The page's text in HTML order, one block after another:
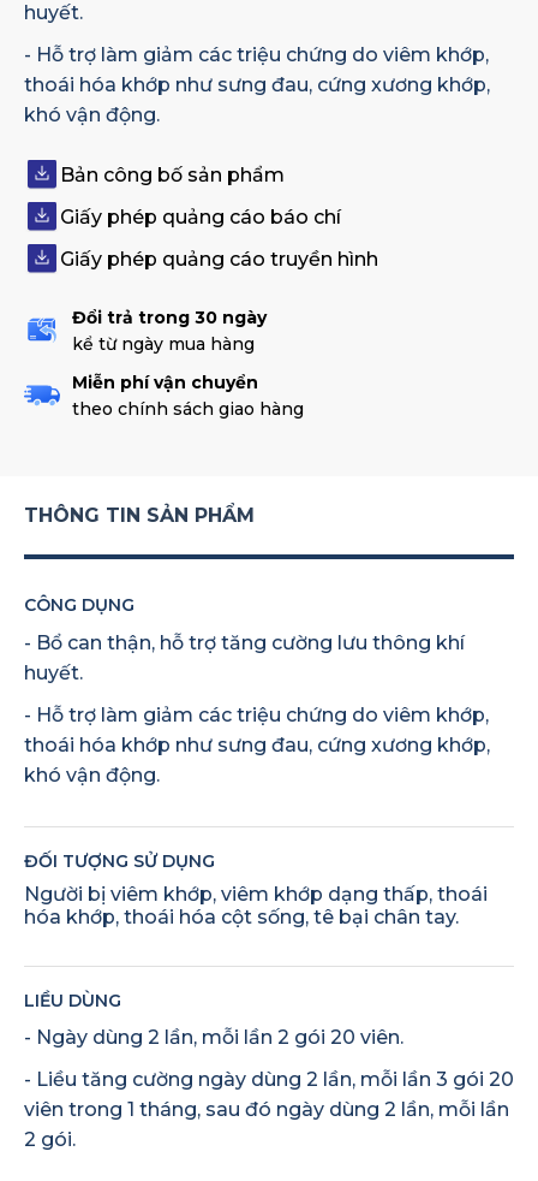
huyết.
- Hỗ trợ làm giảm các triệu chứng do viêm khớp,
thoái hóa khớp như sưng đau, cứng xương khớp,
khó vận động.
Bản công bố sản phẩm
Giấy phép quảng cáo báo chí
Giấy phép quảng cáo truyền hình
Đổi trả trong 30 ngày
kể từ ngày mua hàng
Miễn phí vận chuyển
theo chính sách giao hàng
THÔNG TIN SẢN PHẨM
CÔNG DỤNG
- Bổ can thận, hỗ trợ tăng cường lưu thông khí
huyết.
- Hỗ trợ làm giảm các triệu chứng do viêm khớp,
thoái hóa khớp như sưng đau, cứng xương khớp,
khó vận động.
ĐỐI TƯỢNG SỬ DỤNG
Người bị viêm khớp, viêm khớp dạng thấp, thoái
hóa khớp, thoái hóa cột sống, tê bại chân tay.
LIỀU DÙNG
- Ngày dùng 2 lần, mỗi lần 2 gói 20 viên.
- Liều tăng cường ngày dùng 2 lần, mỗi lần 3 gói 20
viên trong 1 tháng, sau đó ngày dùng 2 lần, mỗi lần
2 gói.